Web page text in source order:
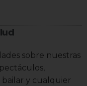
sobre nuestras
bailar y cualquier